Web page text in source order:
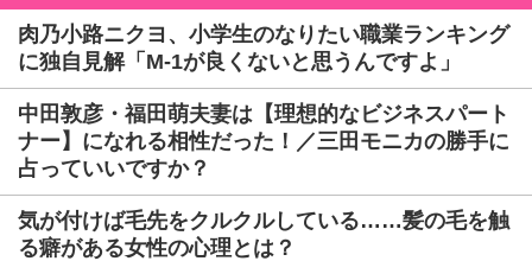
肉乃小路ニクヨ、小学生のなりたい職業ランキング
に独自見解「M-1が良くないと思うんですよ」
中田敦彦・福田萌夫妻は【理想的なビジネスパート
ナー】になれる相性だった！／三田モニカの勝手に
占っていいですか？
気が付けば毛先をクルクルしている……髪の毛を触
る癖がある女性の心理とは？